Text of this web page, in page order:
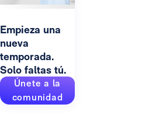
Empieza una
nueva
temporada.
Solo faltas tú.
Únete a la
comunidad